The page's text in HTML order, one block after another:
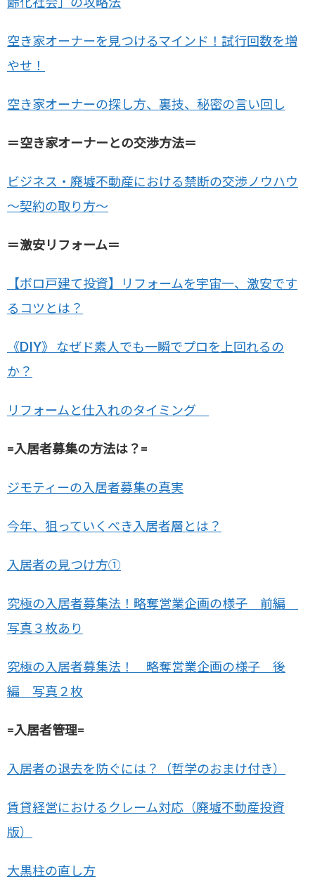
空き家オーナーを見つけるマインド！試行回数を増
やせ！
空き家オーナーの探し方、裏技、秘密の言い回し
＝空き家オーナーとの交渉方法＝
ビジネス・廃墟不動産における禁断の交渉ノウハウ
～契約の取り方～
＝激安リフォーム＝
【ボロ戸建て投資】リフォームを宇宙一、激安です
るコツとは？
《DIY》 なぜド素人でも一瞬でプロを上回れるの
か？
リフォームと仕入れのタイミング
=入居者募集の方法は？=
ジモティーの入居者募集の真実
今年、狙っていくべき入居者層とは？
入居者の見つけ方①
究極の入居者募集法！略奪営業企画の様子 前編
写真３枚あり
究極の入居者募集法！ 略奪営業企画の様子 後
編 写真２枚
=入居者管理=
入居者の退去を防ぐには？（哲学のおまけ付き）
賃貸経営におけるクレーム対応（廃墟不動産投資
版）
大黒柱の直し方